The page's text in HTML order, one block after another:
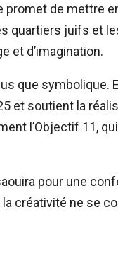
de mettre
quartiers juifs et
et d’imagination.
que symbolique.
et soutient la
l’Objectif 11,
pour une
créativité ne se